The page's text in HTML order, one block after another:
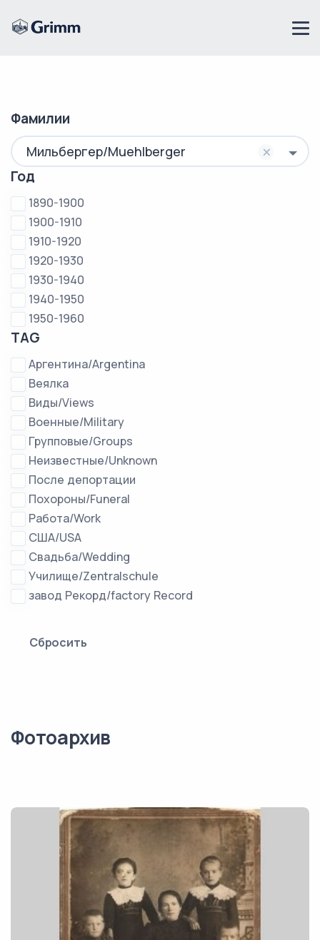
Фамилии
×
Мильбергер/Muehlberger
Год
1890-1900
1900-1910
1910-1920
1920-1930
1930-1940
1940-1950
1950-1960
TAG
Аргентина/Argentina
Веялка
Виды/Views
Военные/Military
Групповые/Groups
Неизвестные/Unknown
После депортации
Похороны/Funeral
Работа/Work
США/USA
Свадьба/Wedding
Училище/Zentralschule
завод Рекорд/factory Record
Сбросить
Фотоархив